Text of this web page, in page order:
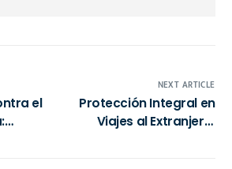
el
NEXT ARTICLE
Protección Integral en
Viajes al Extranjero: